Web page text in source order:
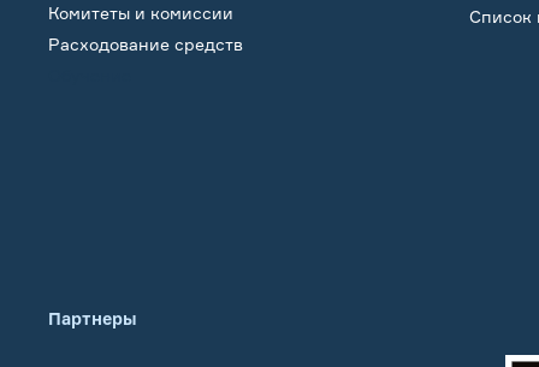
Комитеты и комиссии
Расходование средств
Список
Партнеры